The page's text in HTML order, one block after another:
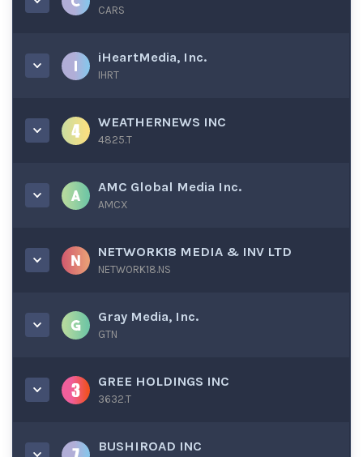
CARS
iHeartMedia, Inc.
IHRT
WEATHERNEWS INC
4825.T
AMC Global Media Inc.
AMCX
NETWORK18 MEDIA & INV LTD
NETWORK18.NS
Gray Media, Inc.
GTN
GREE HOLDINGS INC
3632.T
BUSHIROAD INC